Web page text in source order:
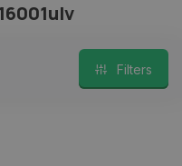
Filters